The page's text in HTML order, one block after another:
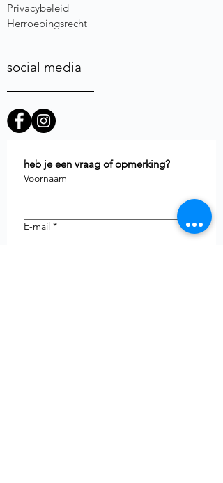
Privacybeleid
Herroepingsrecht
social media
heb je een vraag of opmerking?
Voornaam
E-mail *